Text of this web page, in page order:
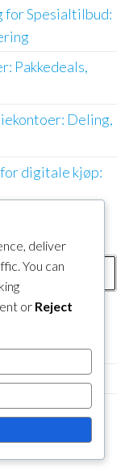
for Spesialtilbud:
Pakkedeals,
Deling,
digitale kjøp:
deliver
You can
or Reject